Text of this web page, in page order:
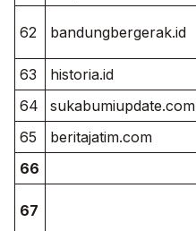
62 bandungbergerak.id
63 historia.id
64
sukabumiupdate.com
65
beritajatim.com
66
67